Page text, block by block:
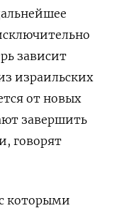
зависит
израильских
от новых
завершить
говорят
которыми